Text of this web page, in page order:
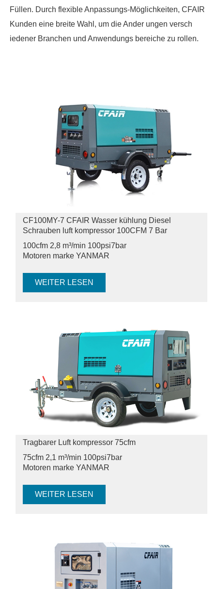
Füllen. Durch flexible Anpassungs-Möglichkeiten, CFAIR
Kunden eine breite Wahl, um die Ander ungen versch
iedener Branchen und Anwendungs bereiche zu rollen.
CF100MY-7 CFAIR Wasser kühlung Diesel
Schrauben luft kompressor 100CFM 7 Bar
100cfm 2,8 m³/min 100psi7bar
Motoren marke YANMAR
WEITER LESEN
Tragbarer Luft kompressor 75cfm
75cfm 2,1 m³/min 100psi7bar
Motoren marke YANMAR
WEITER LESEN